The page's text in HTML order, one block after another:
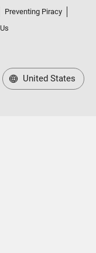
Preventing Piracy
United States